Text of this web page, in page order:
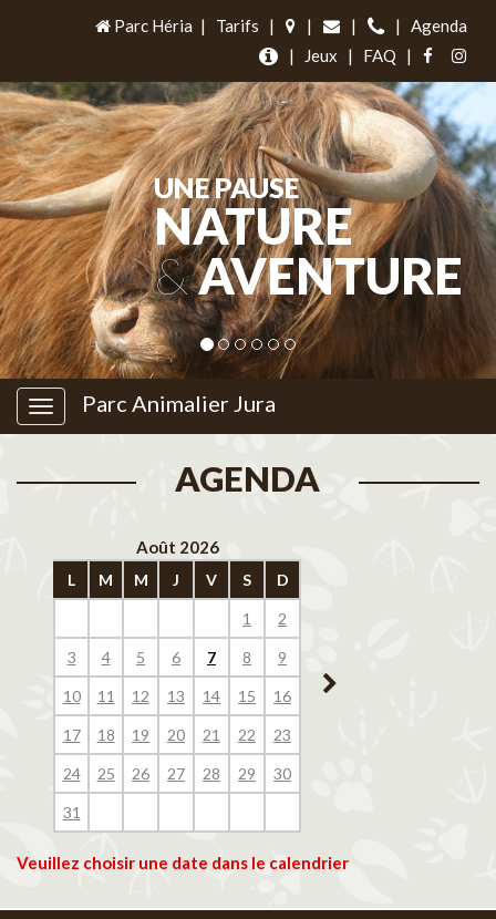
Parc Héria | Tarifs | | | |
Agenda
|
Jeux | FAQ |
UNE PAUSE
NATURE
&AVENTURE
Parc Animalier Jura
AGENDA
Août 2026
L M M J V S D
1 2
3 4 5 6 7 8 9
10 11 12 13 14 15 16
17 18 19 20 21 22 23
24 25 26 27 28 29 30
31
14
Veuillez choisir une date dans le calendrier